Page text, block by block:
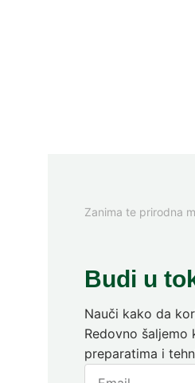
Zanima te prirodna
Budi u
Nauči kako da
Redovno šaljemo
preparatima i